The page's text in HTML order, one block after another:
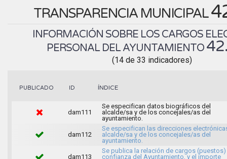
TRANSPARENCIA MUNICIPAL
INFORMACIÓN SOBRE LOS CARGOS
PERSONAL DEL AYUNTAMIENTO
(14 de 33 indicadores)
PUBLICADO ID ÍNDICE
dam111
Se especifican datos biográficos del
alcalde/sa y de los concejales/as del
ayuntamiento.
dam112
Se especifican las direcciones
alcalde/sa y de los concejales/as del
ayuntamiento.
dam113
Se publica la relación de cargos
confianza del Ayuntamiento, y el importe